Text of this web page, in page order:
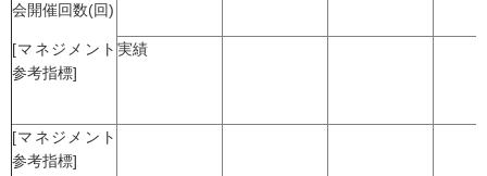
会開催回数(回)
[マネジメント
参考指標]
実績
[マネジメント
参考指標]